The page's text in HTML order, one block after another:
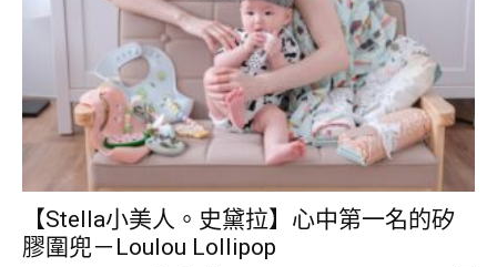
【Stella小美人。史黛拉】心中第一名的矽
膠圍兜－Loulou Lollipop